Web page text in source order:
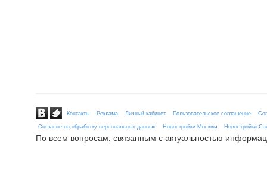
Контакты Реклама Личный кабинет Пользовательское соглашение
Согласие на обработку персональных данных
Новостройки Москвы Новостройки
По всем вопросам, связанным с актуальностью